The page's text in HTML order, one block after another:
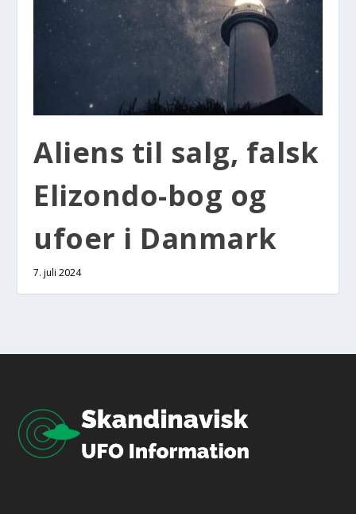
Ali­ens til salg, falsk
Elizon­do-bog og
ufo­er i Dan­mark
7. juli 2024